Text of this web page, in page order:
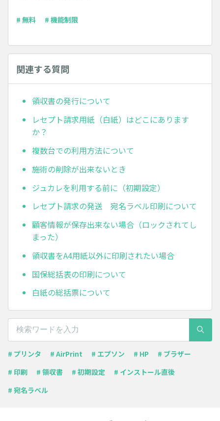
# 無料 # 機能制限
関連する質問
領収書の発行について
レセプト請求用紙（白紙）はどこにあります
か？
複数台での利用方法について
施術の削除が出来ないとき
ジュカレを利用する前に（初期設定）
レセプト請求の発送 宛名ラベル印刷について
顧客情報が保存出来ない場合（ロックされてし
まった）
領収書をA4用紙以外に印刷されたい場合
国保総括表の印刷について
白紙の総括票について
# プリンタ # AirPrint # エプソン # HP
# ブラザー
# 印刷
# 領収書 # 初期設定
# インストール直後
# 宛名ラベル